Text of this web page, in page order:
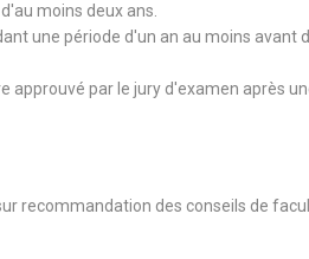
moins deux ans.
une période d'un an au moins
approuvé par le jury d'examen après
recommandation des conseils de